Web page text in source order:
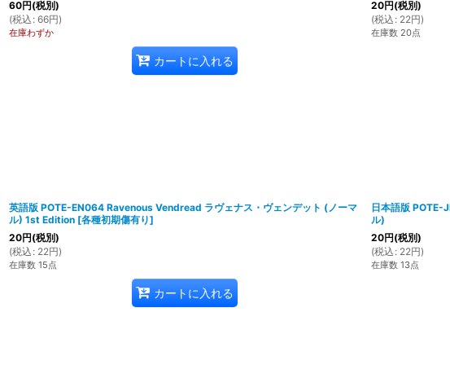
60円(税別)
(税込 : 66円)
在庫わずか
カートに入れる
20円(税別)
(税込 : 22円)
在庫数 20点
英語版 POTE-EN064 Ravenous Vendread ラヴェナス・ヴェンデット (ノーマ
ル) 1st Edition [各種初期傷有り]
20円(税別)
(税込 : 22円)
在庫数 15点
カートに入れる
日本語版
ル)
20円(税別)
(税込 : 22円)
在庫数 13点